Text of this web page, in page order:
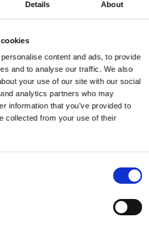
Details About
content and ads, to provide
and to analyse our traffic. We also
your use of our site with our social
analytics partners who may
information that you’ve provided to
collected from your use of their
VIS PRODUKT
Vind et gavekort